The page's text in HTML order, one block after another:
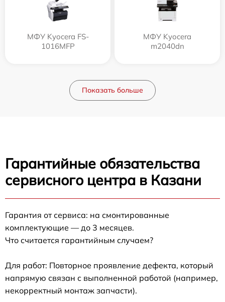
МФУ Kyocera FS-
1016MFP
МФУ Kyocera
m2040dn
Показать больше
Гарантийные обязательства
сервисного центра в Казани
Гарантия от сервиса: на смонтированные
комплектующие — до 3 месяцев.
Что считается гарантийным случаем?
Для работ: Повторное проявление дефекта, который
напрямую связан с выполненной работой (например,
некорректный монтаж запчасти).